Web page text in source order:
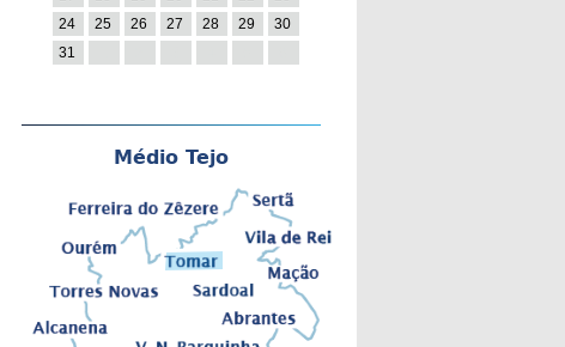
24
25 26 27 28 29
30
31
Médio Tejo